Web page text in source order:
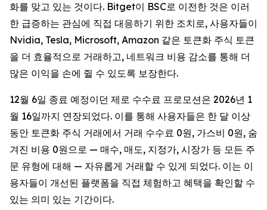
화를 맞고 있는 것이다. Bitget이 BSC로 이전한 것은 이러
한 급증하는 관심에 직접 대응하기 위한 조치로, 사용자들이
Nvidia, Tesla, Microsoft, Amazon 같은 토큰화 주식 토큰
을 더 효율적으로 거래하고, 네트워크 비용 감소를 통해 더
많은 이익을 손에 쥘 수 있도록 보장한다.
12월 6일 종료 예정이던 제로 수수료 프로모션은 2026년 1
월 16일까지 연장되었다. 이를 통해 사용자들은 한 달 이상
동안 토큰화 주식 거래에서 거래 수수료 0원, 가스비 0원, 숨
겨진 비용 0원으로 — 매수, 매도, 지정가, 시장가 등 모든 주
문 유형에 대해 — 자유롭게 거래할 수 있게 되었다. 이는 이
용자들이 개선된 플랫폼을 직접 체험하고 혜택을 확인할 수
있는 의미 있는 기간이다.